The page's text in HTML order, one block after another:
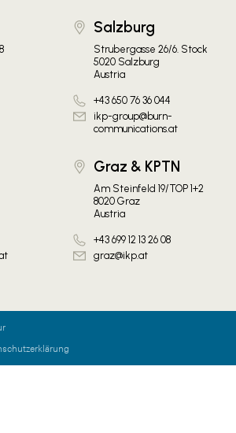
Salzburg
Strubergasse 26/6. Stock
5020 Salzburg
Austria
+43 650 76 36 044
ikp-group@burn-
communications.at
Graz & KPTN
Am Steinfeld 19/TOP 1+2
8020 Graz
Austria
+43 699 12 13 26 08
graz@ikp.at